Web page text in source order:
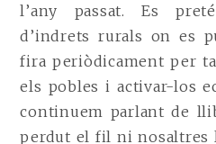
l’any passat. Es
d’indrets rurals on es
fira periòdicament per
els pobles i activar-los
continuem parlant de
perdut el fil ni nosaltres